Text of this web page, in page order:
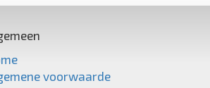
voorwaarde